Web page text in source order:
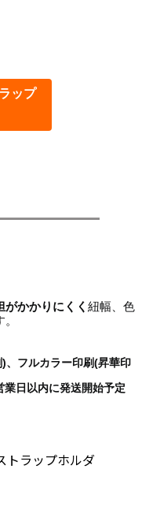
ップ
がかかりにくく 紐幅、色
、フルカラー印刷(昇華印
業日以内に発送開始予定